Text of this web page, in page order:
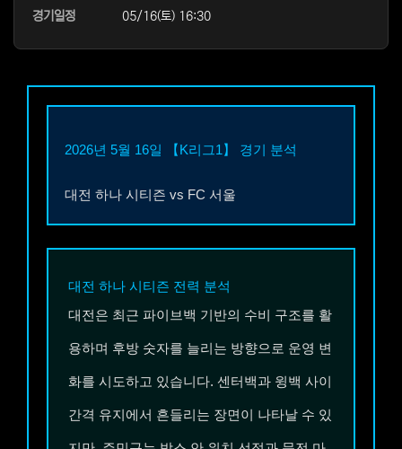
경기일정 05/16(토) 16:30
2026년 5월 16일 【K리그1】 경기 분석
대전 하나 시티즌 vs FC 서울
대전 하나 시티즌 전력 분석
대전은 최근 파이브백 기반의 수비 구조를 활
용하며 후방 숫자를 늘리는 방향으로 운영 변
화를 시도하고 있습니다. 센터백과 윙백 사이
간격 유지에서 흔들리는 장면이 나타날 수 있